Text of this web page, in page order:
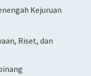
Kejuruan
Riset, dan